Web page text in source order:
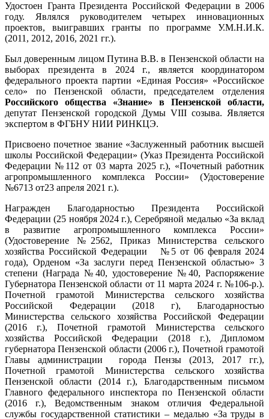
Удостоен Гранта Президента Российской Федерации в 2006
году. Являлся руководителем четырех инновационных
проектов, выигравших гранты по программе У.М.Н.И.К.
(2011, 2012, 2016, 2021 гг.).
Был доверенным лицом Путина В.В. в Пензенской области на
выборах президента в 2024 г., является координатором
федерального проекта партии «Единая Россия» «Российское
село» по Пензенской области, председателем отделения
Российского общества «Знание» в Пензенской области,
депутат Пензенской городской Думы VIII созыва. Является
экспертом в ФГБНУ НИИ РИНКЦЭ.
Присвоено почетное звание «Заслуженный работник высшей
школы Российской Федерации» (Указ Президента Российской
Федерации №112 от 03 марта 2025 г.), «Почетный работник
агропромышленного комплекса России» (Удостоверение
№6713 от23 апреля 2021 г.).
Награжден Благодарностью Президента Российской
Федерации (25 ноября 2024 г.), Серебряной медалью «За вклад
в развитие агропромышленного комплекса России»
(Удостоверение №2562, Приказ Министерства сельского
хозяйства Российской Федерации №5 от 06 февраля 2024
года), Орденом «За заслуги перед Пензенской областью» 3
степени (Награда №40, удостоверение №40, Распоряжение
Губернатора Пензенской области от 11 марта 2024 г. №106-р.).
Почетной грамотой Министерства сельского хозяйства
Российской Федерации (2018 г), Благодарностью
Министерства сельского хозяйства Российской Федерации
(2016 г.), Почетной грамотой Министерства сельского
хозяйства Российской Федерации (2018 г.), Дипломом
губернатора Пензенской области (2006 г.), Почетной грамотой
Главы администрации го­рода Пензы (2013, 2017 гг.),
Почетной грамотой Министерства сельского хо­зяйства
Пензенской области (2014 г.), Благодарственным письмом
Главного федерального инспектора по Пензенской области
(2016 г.), Ведомственным знаком отличия Федеральной
службы государственной статистики – медалью «За труды в